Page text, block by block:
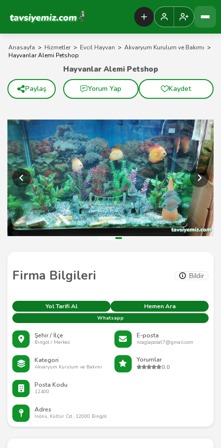
Tavsiyemiz Anasayfa
Anasayfa > Hizmetler > Evcil Hayvan > Akvaryum Kurulum ve Bakımı >
Hayvanlar Alemi Petshop
Firma Bilgileri Bildir
Yol Tarifi Al Hemen Ara
Whatsapp
Şehir / İlçe
Bingöl / Merkez
E-posta
ncaglapolat7@gmail.com
Kategori
Akvaryum Kurulum ve Bakımı
Yorumlar
0.0
Posta Kodu
12400
Adres
İnönü, Kültür Cd., 12000 Bingöl
Hayvanlar Alemi Petshop
Paylaş Yorum Yap Kaydet